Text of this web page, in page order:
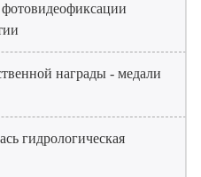
награды - медали
гидрологическая